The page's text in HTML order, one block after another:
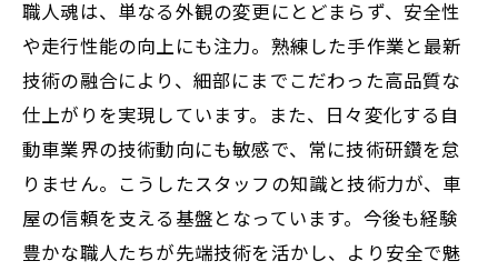
職人魂は、単なる外観の変更にとどまらず、安全性
や走行性能の向上にも注力。熟練した手作業と最新
技術の融合により、細部にまでこだわった高品質な
仕上がりを実現しています。また、日々変化する自
動車業界の技術動向にも敏感で、常に技術研鑽を怠
りません。こうしたスタッフの知識と技術力が、車
屋の信頼を支える基盤となっています。今後も経験
豊かな職人たちが先端技術を活かし、より安全で魅